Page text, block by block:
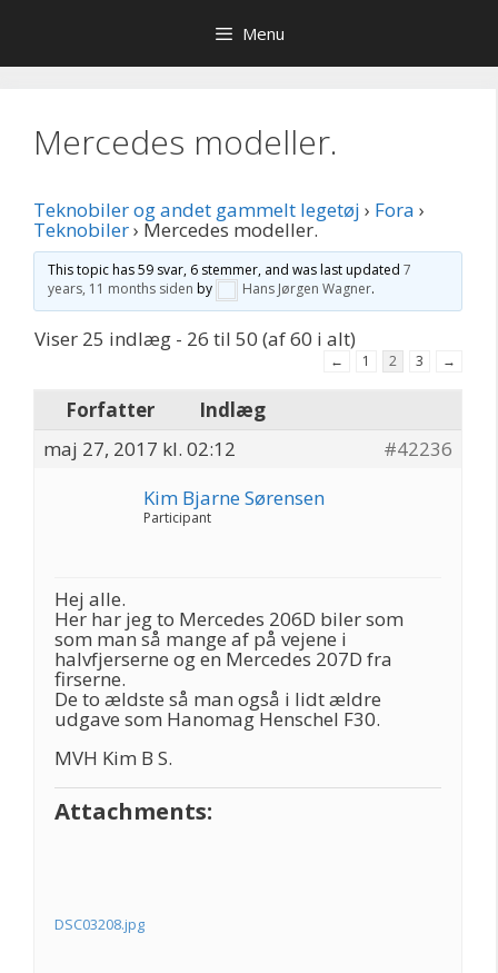
indhold
Menu
Mercedes modeller.
Teknobiler og andet gammelt legetøj › Fora ›
Teknobiler› Mercedes modeller.
This topic has 59 svar, 6 stemmer, and was last updated7
years, 11 months siden by Hans Jørgen Wagner.
Viser 25 indlæg - 26 til 50 (af 60 i alt)
← 1 2 3 →
Forfatter
Indlæg
maj 27, 2017 kl. 02:12
#42236
Kim Bjarne Sørensen
Participant
Hej alle.
Her har jeg to Mercedes 206D biler som
som man så mange af på vejene i
halvfjerserne og en Mercedes 207D fra
firserne.
De to ældste så man også i lidt ældre
udgave som Hanomag Henschel F30.
MVH Kim B S.
Attachments:
DSC03208.jpg